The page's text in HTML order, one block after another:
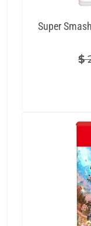
Super
$